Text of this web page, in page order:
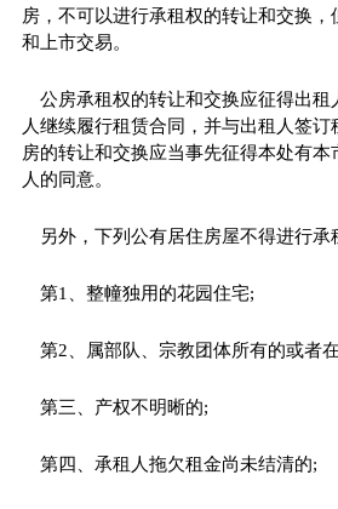
房，不可以进行承租权的转让和交换
和上市交易。
公房承租权的转让和交换应征得出租
人继续履行租赁合同，并与出租人签
房的转让和交换应当事先征得本处有
人的同意。
另外，下列公有居住房屋不得进行承
第1、整幢独用的花园住宅;
第2、属部队、宗教团体所有的或者
第三、产权不明晰的;
第四、承租人拖欠租金尚未结清的;